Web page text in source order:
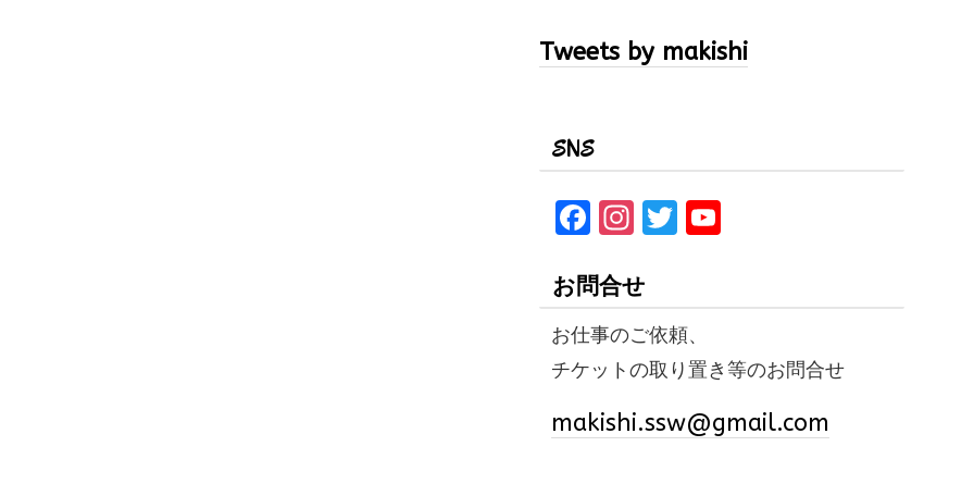
Tweets by makishi
SNS
F
ce
b
o
o
k
In
a
gr
a
m
T
te
r
T
u
b
e
お問合せ
お仕事のご依頼、
チケットの取り置き等のお問合せ
makishi.ssw@gmail.com